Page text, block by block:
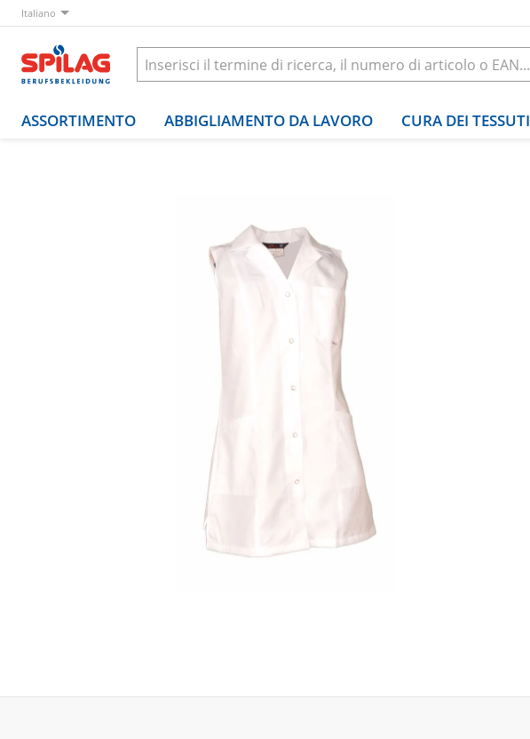
Italiano
ASSORTIMENTO ABBIGLIAMENTO DA LAVORO CURA DEI TESSUTI